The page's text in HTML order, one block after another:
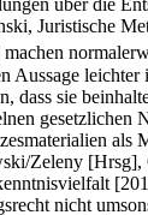
über die
, Juristische
Aussage leichter
dass sie
gesetzlichen
als
Zeleny [Hrsg],
nicht